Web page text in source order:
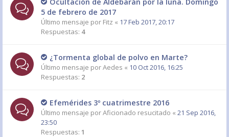
5 de febrero de 2017
Último mensaje por Fitz « 17 Feb 2017, 20:17
Respuestas: 4
¿Tormenta global de polvo en Marte?
Último mensaje porAedes « 10 Oct 2016, 16:25
Respuestas: 2
Efemérides 3º cuatrimestre 2016
Último mensaje porAficionado resucitado « 21 Sep 2016,
23:50
Respuestas: 1